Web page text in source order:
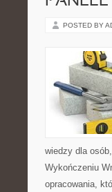
POSTED BY
wiedzy dla
Wykończeniu
opracowania,